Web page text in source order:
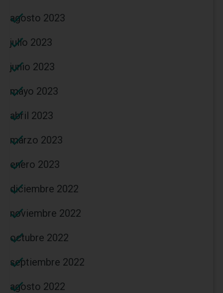
agosto 2023
julio 2023
junio 2023
mayo 2023
abril 2023
marzo 2023
enero 2023
diciembre 2022
noviembre 2022
octubre 2022
septiembre 2022
agosto 2022